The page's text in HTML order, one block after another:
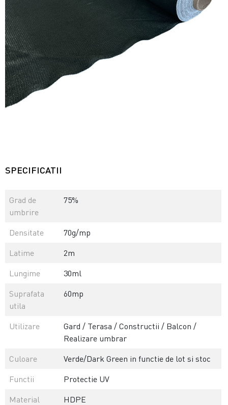
SPECIFICATII
Grad de
umbrire
75%
Densitate
70g/mp
Latime
2m
Lungime
30ml
Suprafata
utila
60mp
Utilizare
Gard / Terasa / Constructii / Balcon /
Realizare umbrar
Culoare
Verde/Dark Green in functie de lot si stoc
Functii
Protectie UV
Material
HDPE